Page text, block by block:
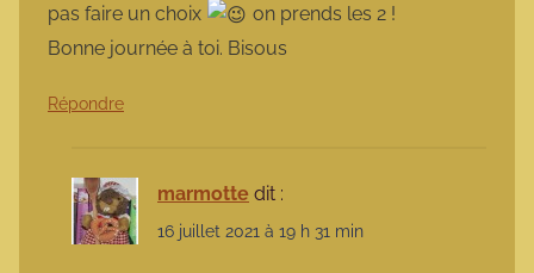
pas faire un choix
on prends les 2 !
Bonne journée à toi. Bisous
Répondre
marmotte dit :
16 juillet 2021 à 19 h 31 min